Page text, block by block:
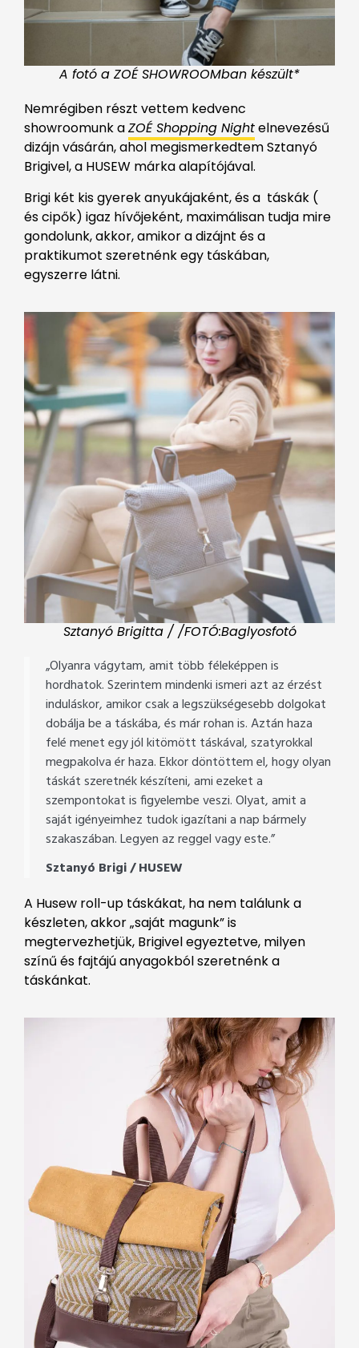
A fotó a ZOÉ SHOWROOMban készült*
Nemrégiben részt vettem kedvenc
showroomunk aZOÉ Shopping Nightelnevezésű
dizájn vásárán, ahol megismerkedtem Sztanyó
Brigivel, a HUSEW márka alapítójával.
Brigi két kis gyerek anyukájaként, és a táskák (
és cipők) igaz hívőjeként, maximálisan tudja mire
gondolunk, akkor, amikor a dizájnt és a
praktikumot szeretnénk egy táskában,
egyszerre látni.
Sztanyó Brigitta / /FOTÓ:Baglyosfotó
„Olyanra vágytam, amit több féleképpen is
hordhatok. Szerintem mindenki ismeri azt az érzést
induláskor, amikor csak a legszükségesebb dolgokat
dobálja be a táskába, és már rohan is. Aztán haza
felé menet egy jól kitömött táskával, szatyrokkal
megpakolva ér haza. Ekkor döntöttem el, hogy olyan
táskát szeretnék készíteni, ami ezeket a
szempontokat is figyelembe veszi. Olyat, amit a
saját igényeimhez tudok igazítani a nap bármely
szakaszában. Legyen az reggel vagy este.”
Sztanyó Brigi / HUSEW
A Husew roll-up táskákat, ha nem találunk a
készleten, akkor „saját magunk” is
megtervezhetjük, Brigivel egyeztetve, milyen
színű és fajtájú anyagokból szeretnénk a
táskánkat.